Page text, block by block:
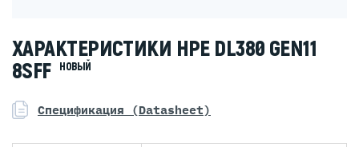
ХАРАКТЕРИСТИКИ HPE DL380 GEN11
8SFF
НОВЫЙ
Спецификация (Datasheet)